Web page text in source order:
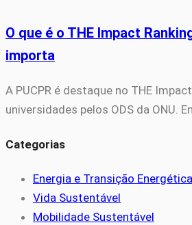
O que é o THE Impact
importa
A PUCPR é destaque no THE
universidades pelos ODS da ONU.
Categorias
Energia e Transição Energética
Vida Sustentável
Mobilidade Sustentável